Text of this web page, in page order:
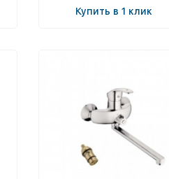
Купить в 1 клик